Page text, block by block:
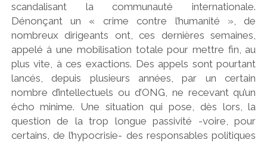
scandalisant la communauté internationale.
Dénonçant un « crime contre l’humanité », de
nombreux dirigeants ont, ces dernières semaines,
appelé à une mobilisation totale pour mettre fin, au
plus vite, à ces exactions. Des appels sont pourtant
lancés, depuis plusieurs années, par un certain
nombre d’intellectuels ou d’ONG, ne recevant qu’un
écho minime. Une situation qui pose, dès lors, la
question de la trop longue passivité -voire, pour
certains, de l’hypocrisie- des responsables politiques